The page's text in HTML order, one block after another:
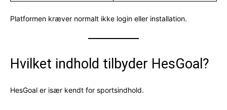
Platformen kræver normalt ikke login eller installation.
Hvilket indhold tilbyder HesGoal?
HesGoal er især kendt for sportsindhold.